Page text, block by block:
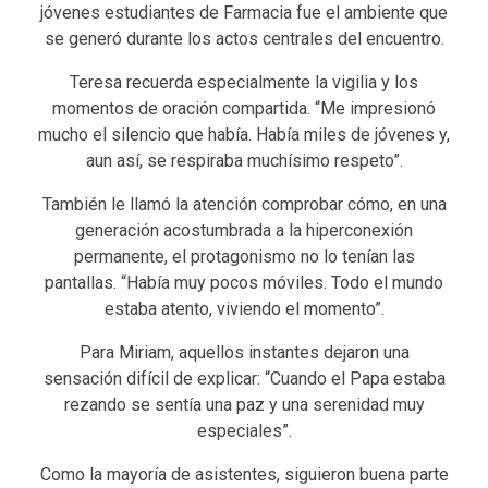
jóvenes estudiantes de Farmacia fue el ambiente que
se generó durante los actos centrales del encuentro.
Teresa recuerda especialmente la vigilia y los
momentos de oración compartida. “Me impresionó
mucho el silencio que había. Había miles de jóvenes y,
aun así, se respiraba muchísimo respeto”.
También le llamó la atención comprobar cómo, en una
generación acostumbrada a la hiperconexión
permanente, el protagonismo no lo tenían las
pantallas. “Había muy pocos móviles. Todo el mundo
estaba atento, viviendo el momento”.
Para Miriam, aquellos instantes dejaron una
sensación difícil de explicar: “Cuando el Papa estaba
rezando se sentía una paz y una serenidad muy
especiales”.
Como la mayoría de asistentes, siguieron buena parte